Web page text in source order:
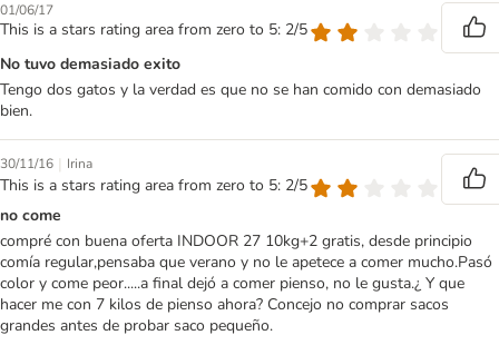
01/06/17
This is a stars rating area from zero to 5: 2/5
No tuvo demasiado exito
Tengo dos gatos y la verdad es que no se han comido con demasiado
bien.
30/11/16 | Irina
This is a stars rating area from zero to 5: 2/5
no come
compré con buena oferta INDOOR 27 10kg+2 gratis, desde principio
comía regular,pensaba que verano y no le apetece a comer mucho.Pasó
color y come peor.....a final dejó a comer pienso, no le gusta.¿ Y que
hacer me con 7 kilos de pienso ahora? Concejo no comprar sacos
grandes antes de probar saco pequeño.